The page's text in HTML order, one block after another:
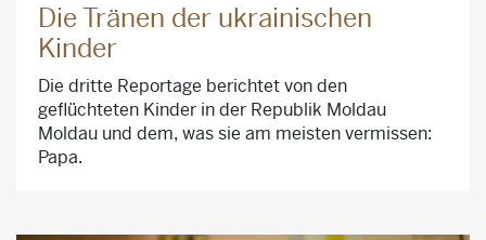
Die Tränen der ukrainischen
Kinder
Die dritte Reportage berichtet von den
geflüchteten Kinder in der Republik Moldau
Moldau und dem, was sie am meisten vermissen:
Papa.